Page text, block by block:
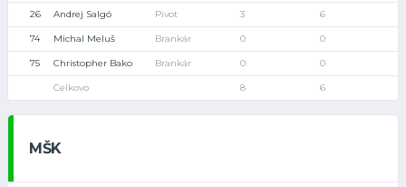
26 Andrej Salgó Pivot 3 6
74 Michal Meluš Brankár 0 0
75 Christopher Bako Brankár 0 0
Celkovo 8 6
MŠK